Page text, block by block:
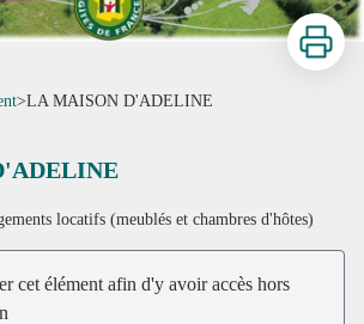
Voir l'image en plein écran
Imprimer
>LA MAISON D'ADELINE
locatifs (meublés et chambres d'hôtes)
cet élément afin d'y avoir accès hors